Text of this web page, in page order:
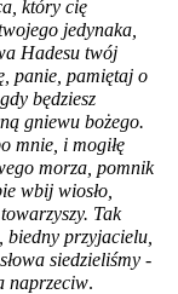
który cię
jedynaka,
Hadesu twój
panie, pamiętaj o
będziesz
gniewu bożego.
mnie, i mogiłę
morza, pomnik
wbij wiosło,
Tak
biedny przyjacielu,
siedzieliśmy -
naprzeciw.